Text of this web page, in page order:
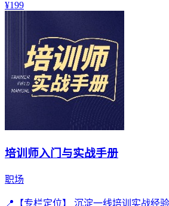
¥199
培训师入门与实战手册
职场
📍【专栏定位】 沉淀一线培训实战经